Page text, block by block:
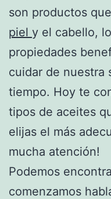
son productos
piel y el cabello,
propiedades
cuidar de nuestra
tiempo. Hoy te
tipos de aceites
elijas el más
mucha atención!
Podemos
comenzamos